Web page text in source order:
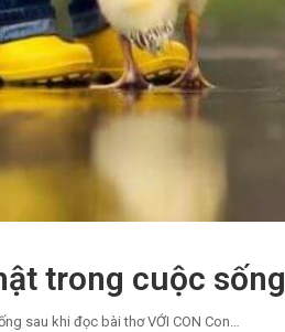
trong cuộc sống
sau khi đọc bài thơ VỚI CON Con…